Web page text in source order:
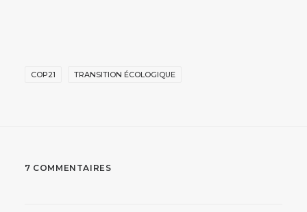
COP21 TRANSITION ÉCOLOGIQUE
7 COMMENTAIRES